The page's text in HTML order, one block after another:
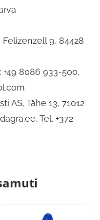
9, 84428
+49 8086 933-500,
AS, Tähe 13, 71012
, Tel. +372